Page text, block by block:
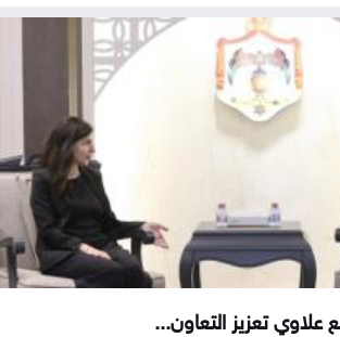
تعزيز التعاون...